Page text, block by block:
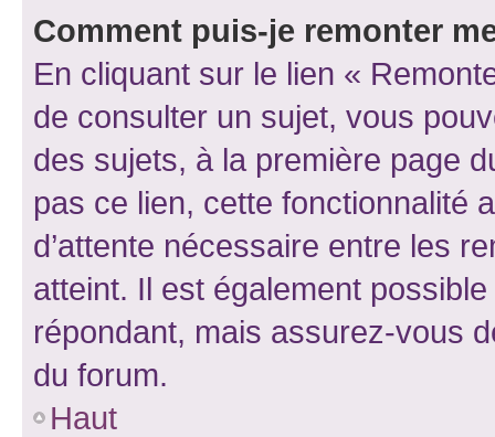
Comment puis-je remonter
En cliquant sur le lien «
de consulter un sujet, vous
des sujets, à la première page
pas ce lien, cette fonctionnalité
d’attente nécessaire entre les
atteint. Il est également
répondant, mais assurez-vous
du forum.
Haut